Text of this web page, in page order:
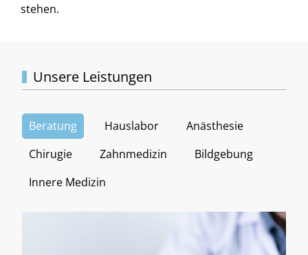
stehen.
Unsere Leistungen
Beratung Hauslabor
Anästhesie
Chirugie
Zahnmedizin
Bildgebung
Innere Medizin